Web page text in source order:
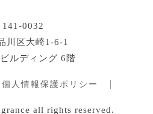
141-0032
川区大崎1-6-1
ルディング 6階
個人情報保護ポリシー
all rights reserved.